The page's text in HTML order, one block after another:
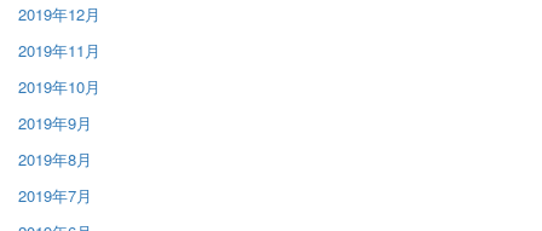
2019年12月
2019年11月
2019年10月
2019年9月
2019年8月
2019年7月